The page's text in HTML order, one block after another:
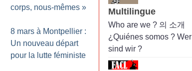
corps, nous-mêmes »
8 mars à Montpellier :
Un nouveau départ
pour la lutte féministe
Multilingue
Who are we ? 의 소개
¿Quiénes somos ? Wer
sind wir ?